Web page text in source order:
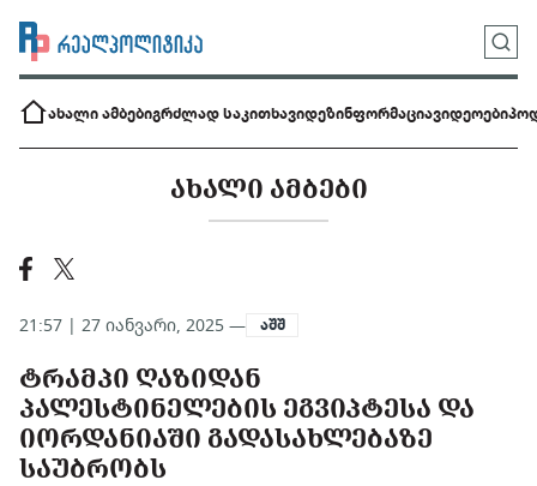
ახალი ამბებიგრძლად საკითხავიდეზინფორმაციავიდეოები
ᲐᲮᲐᲚᲘ ᲐᲛᲑᲔᲑᲘ
21:57 | 27 იანვარი, 2025 — აშშ
ᲢᲠᲐᲛᲞᲘ ᲦᲐᲖᲘᲓᲐᲜ
ᲞᲐᲚᲔᲡᲢᲘᲜᲔᲚᲔᲑᲘᲡ ᲔᲒᲕᲘᲞᲢᲔᲡᲐ ᲓᲐ
ᲘᲝᲠᲓᲐᲜᲘᲐᲨᲘ ᲒᲐᲓᲐᲡᲐᲮᲚᲔᲑᲐᲖᲔ
ᲡᲐᲣᲑᲠᲝᲑᲡ